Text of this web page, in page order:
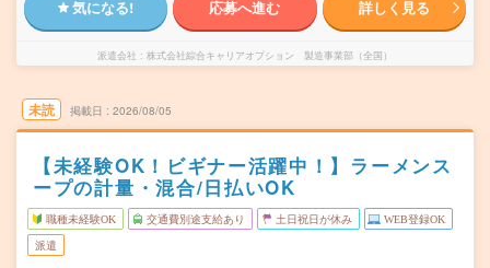
気になる! 応募へ進む 詳しく見る
派遣会社 株式会社綜合キャリアオプション 製造事業部（全国）
未読 掲載日 2026/08/05
【未経験OK！ビギナー活躍中！】ラーメンス
ープの計量・混合/日払いOK
職種未経験OK 交通費別途支給あり 土日祝日が休み WEB登録OK
派遣